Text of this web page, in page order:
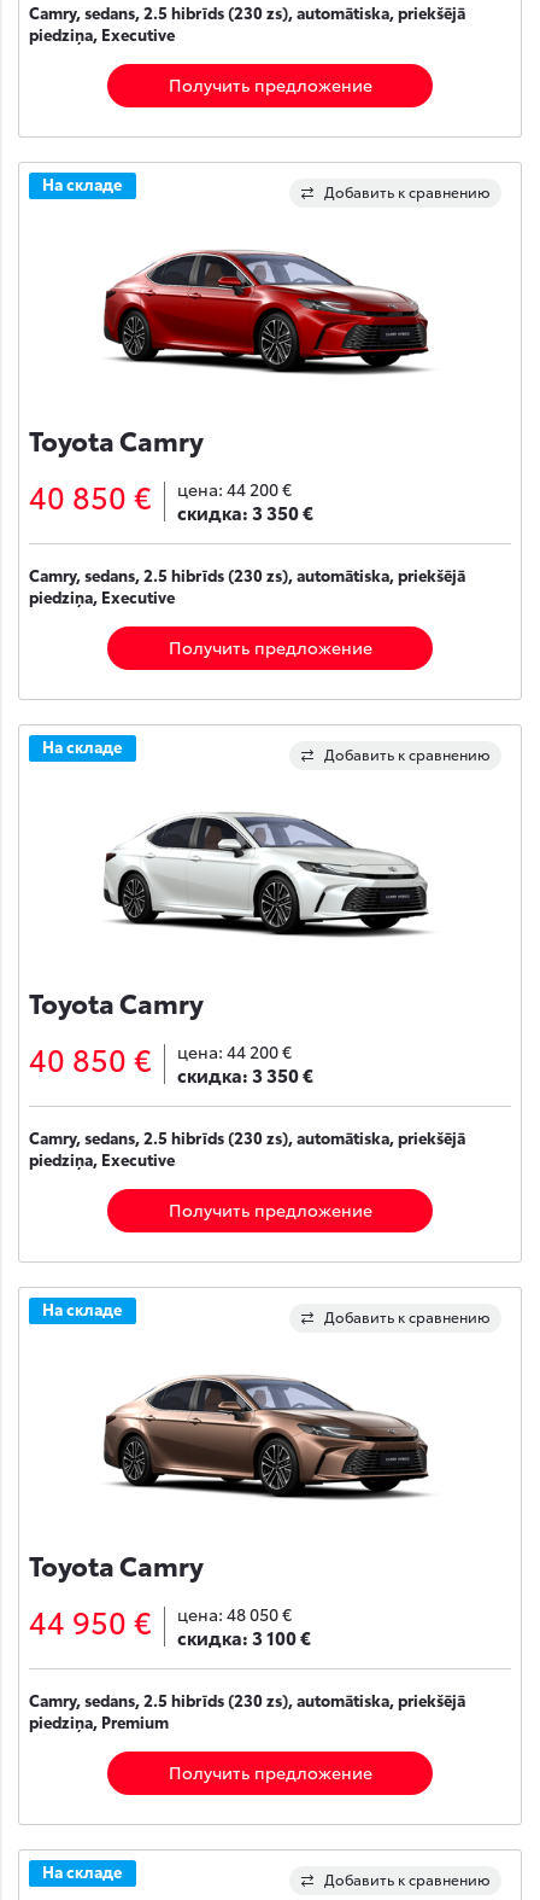
Camry, sedans, 2.5 hibrīds (230 zs), automātiska, priekšējā
piedziņa, Executive
Получить предложение
Добавить к сравнению
На складе
Toyota Camry
40 850 € цена: 44 200 €
скидка:3 350 €
Camry, sedans, 2.5 hibrīds (230 zs), automātiska, priekšējā
piedziņa, Executive
Получить предложение
Добавить к сравнению
На складе
Toyota Camry
40 850 € цена: 44 200 €
скидка:3 350 €
Camry, sedans, 2.5 hibrīds (230 zs), automātiska, priekšējā
piedziņa, Executive
Получить предложение
Добавить к сравнению
На складе
Toyota Camry
44 950 € цена: 48 050 €
скидка:3 100 €
Camry, sedans, 2.5 hibrīds (230 zs), automātiska, priekšējā
piedziņa, Premium
Получить предложение
Добавить к сравнению
На складе